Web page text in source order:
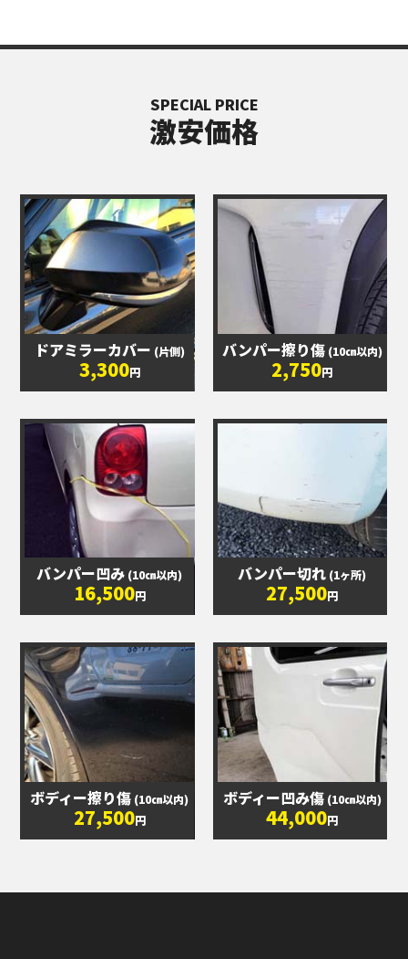
SPECIAL PRICE
激安価格
ドアミラーカバー (片側)
3,300円
バンパー擦り傷 (10㎝以内)
2,750円
バンパー凹み (10㎝以内)
16,500円
バンパー切れ (1ヶ所)
27,500円
ボディー擦り傷 (10㎝以内)
27,500円
ボディー凹み傷 (10㎝以内)
44,000円